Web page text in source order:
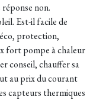
non.
Est-il facile de
protection,
fort pompe à chaleur
conseil, chauffer sa
au prix du courant
capteurs thermiques